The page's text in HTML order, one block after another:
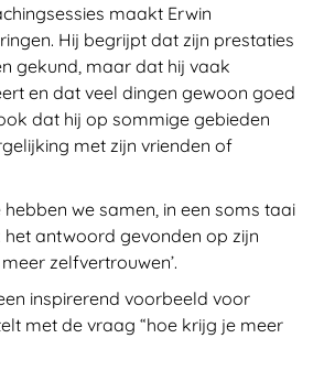
maakt Erwin
Hij begrijpt dat zijn prestaties
gekund, maar dat hij vaak
en dat veel dingen gewoon goed
dat hij op sommige gebieden
met zijn vrienden of
we samen, in een soms taai
het antwoord gevonden op zijn
zelfvertrouwen’.
inspirerend voorbeeld voor
met de vraag “hoe krijg je meer